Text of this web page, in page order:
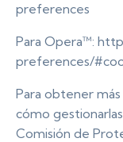
preferences
Para Opera™:
preferences/
Para obtener
cómo
Comisión de